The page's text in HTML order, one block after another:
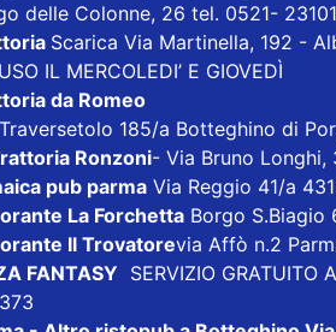
delle Colonne, 26 tel. 0521-
Scarica Via Martinella, 192 -
IL MERCOLEDI’ E GIOVEDÌ
da Romeo
185/a Botteghino di
Ronzoni- Via Bruno Longhi,
pub parma Via Reggio 41/a
La Forchetta Borgo S.Biagio
Il Trovatorevia Affò n.2
FANTASY SERVIZIO